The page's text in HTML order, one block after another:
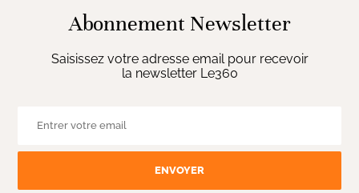
Abonnement Newsletter
Saisissez votre adresse email pour recevoir
la newsletter Le360
ENVOYER